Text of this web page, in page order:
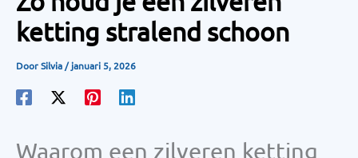
ketting stralend schoon
DoorSilvia/januari 5, 2026
Waarom een zilveren ketting